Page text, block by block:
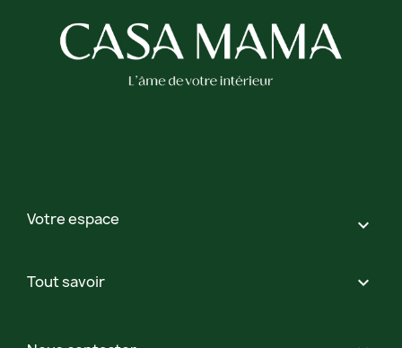
Votre espace 
Tout savoir 